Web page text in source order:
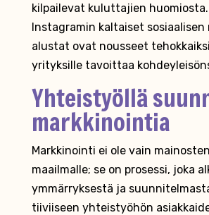
kilpailevat kuluttajien huomiosta.
Instagramin kaltaiset sosiaalisen
alustat ovat nousseet
yrityksille tavoittaa
Yhteistyöllä
markkinointia
Markkinointi ei ole vain
maailmalle; se on prosessi, joka
ymmärryksestä ja
tiiviiseen yhteistyöhön